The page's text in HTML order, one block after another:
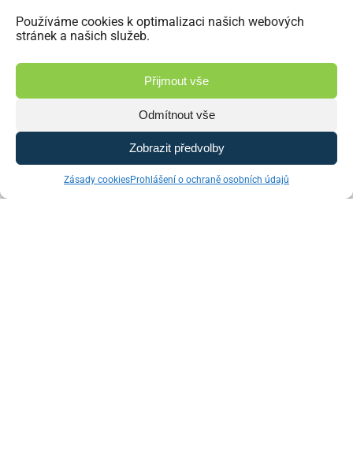
Používáme cookies k optimalizaci našich webových
stránek a našich služeb.
Přijmout vše
Odmítnout vše
Zobrazit předvolby
Zásady cookiesProhlášení o ochraně osobních údajů
Havlíčkova 46,